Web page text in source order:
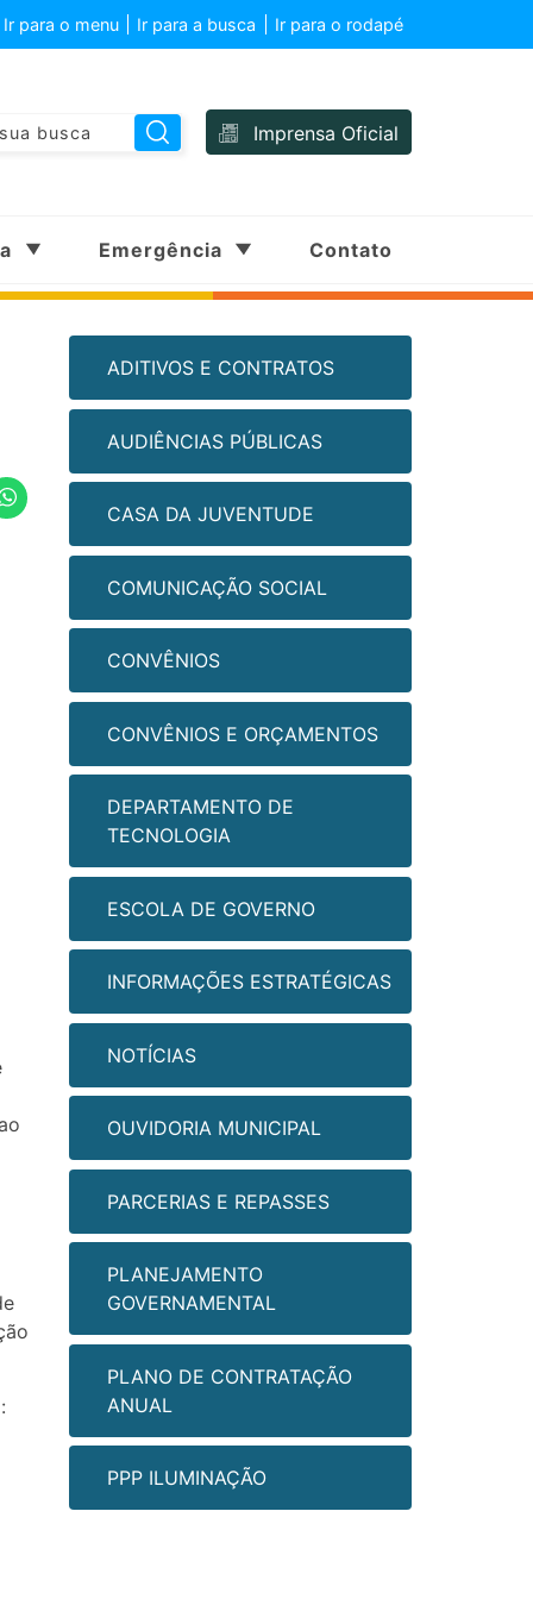
Ir para o menu Ir para a busca Ir para o rodapé
Imprensa Oficial
Emergência Contato
ADITIVOS E CONTRATOS
AUDIÊNCIAS PÚBLICAS
CASA DA JUVENTUDE
COMUNICAÇÃO SOCIAL
CONVÊNIOS
CONVÊNIOS E ORÇAMENTOS
DEPARTAMENTO DE
TECNOLOGIA
ESCOLA DE GOVERNO
INFORMAÇÕES ESTRATÉGICAS
NOTÍCIAS
OUVIDORIA MUNICIPAL
PARCERIAS E REPASSES
PLANEJAMENTO
GOVERNAMENTAL
PLANO DE CONTRATAÇÃO
ANUAL
PPP ILUMINAÇÃO